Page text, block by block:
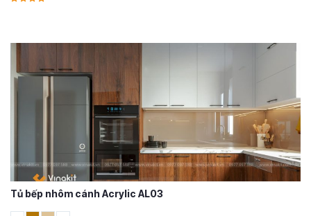
Tủ bếp nhôm cánh Acrylic AL03